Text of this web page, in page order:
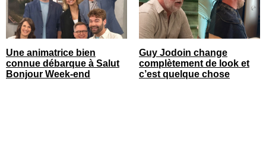
Une animatrice bien
connue débarque à Salut
Bonjour Week-end
Guy Jodoin change
complètement de look et
c’est quelque chose